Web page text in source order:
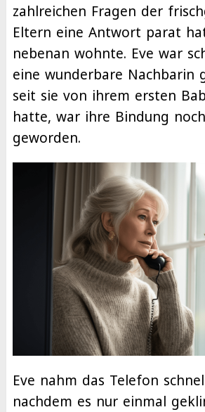
zahlreichen Fragen der
Eltern eine Antwort parat
nebenan wohnte. Eve war
eine wunderbare Nachbarin
seit sie von ihrem ersten
hatte, war ihre Bindung
geworden.
Eve nahm das Telefon
nachdem es nur einmal